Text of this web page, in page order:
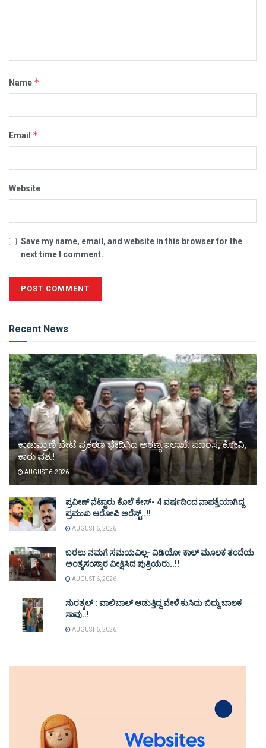
Name *
Email *
Website
Save my name, email, and website in this browser for the
next time I comment.
Recent News
ಕಾಡುಪ್ರಾಣಿ ಬೇಟೆ ಪ್ರಕರಣ ಭೇದಿಸಿದ ಅರಣ್ಯ ಇಲಾಖೆ: ಮಾಂಸ, ಕೋವಿ,
ಕಾರು ವಶ.!
AUGUST 6, 2026
ಪ್ರವೀಣ್ ನೆಟ್ಟಾರು ಕೊಲೆ ಕೇಸ್‌- 4 ವರ್ಷದಿಂದ ನಾಪತ್ತೆಯಾಗಿದ್ದ
ಪ್ರಮುಖ ಆರೋಪಿ ಅರೆಸ್ಟ್‌..!!
AUGUST 6, 2026
ಬರಲು ನಮಗೆ ಸಮಯವಿಲ್ಲ- ವಿಡಿಯೋ ಕಾಲ್ ಮೂಲಕ ತಂದೆಯ
ಅಂತ್ಯಸಂಸ್ಕಾರ ವೀಕ್ಷಿಸಿದ ಪುತ್ರಿಯರು..!!
AUGUST 6, 2026
ಸುರತ್ಕಲ್ : ವಾಲಿಬಾಲ್ ಆಡುತ್ತಿದ್ದ ವೇಳೆ ಕುಸಿದು ಬಿದ್ದು ಬಾಲಕ
ಸಾವು..!
AUGUST 6, 2026